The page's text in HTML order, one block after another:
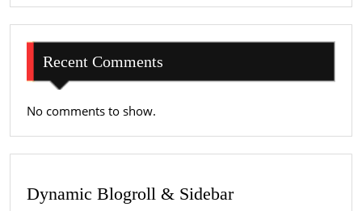
Recent Comments
No comments to show.
Dynamic Blogroll & Sidebar